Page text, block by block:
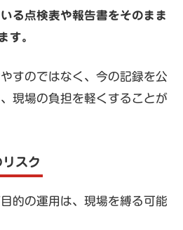
る点検表や報告書をそのまま
す。
すのではなく、今の記録を公
現場の負担を軽くすることが
リスク
的の運用は、現場を縛る可能